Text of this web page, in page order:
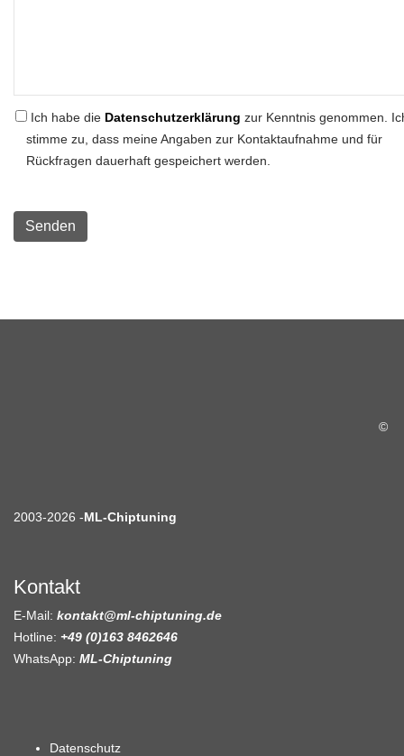
Ich habe die Datenschutzerklärung zur Kenntnis genommen.
stimme zu, dass meine Angaben zur Kontaktaufnahme und für
Rückfragen dauerhaft gespeichert werden.
©
2003-2026 -ML-Chiptuning
Kontakt
E-Mail: kontakt@ml-chiptuning.de
Hotline: +49 (0)163 8462646
WhatsApp: ML-Chiptuning
Datenschutz